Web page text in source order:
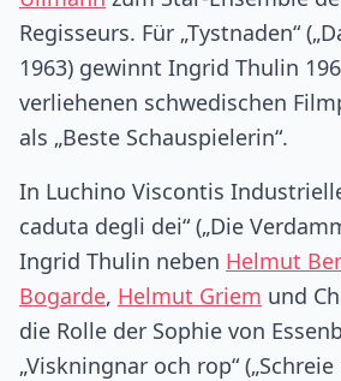
Regisseurs. Für „Tystnaden“
1963) gewinnt Ingrid Thulin
verliehenen schwedischen
als „Beste Schauspielerin“.
In Luchino Viscontis
caduta degli dei“ („Die
Ingrid Thulin neben Helmut
Bogarde, Helmut Griem und
die Rolle der Sophie von
„Viskningnar och rop“